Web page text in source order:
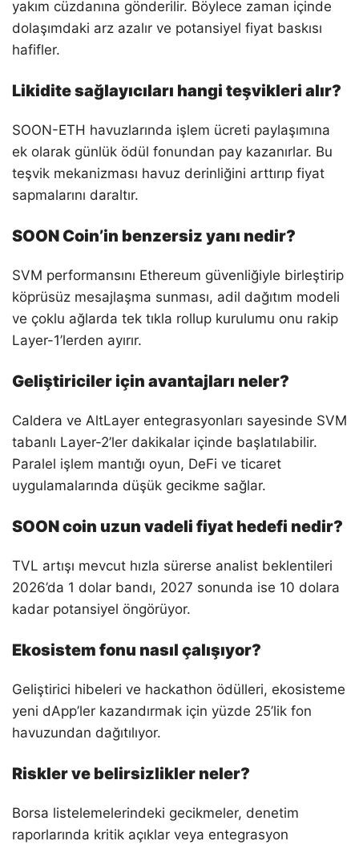
yakım cüzdanına gönderilir. Böylece zaman içinde
dolaşımdaki arz azalır ve potansiyel fiyat baskısı
hafifler.
Likidite sağlayıcıları hangi teşvikleri alır?
SOON-ETH havuzlarında işlem ücreti paylaşımına
ek olarak günlük ödül fonundan pay kazanırlar. Bu
teşvik mekanizması havuz derinliğini arttırıp fiyat
sapmalarını daraltır.
SOON Coin’in benzersiz yanı nedir?
SVM performansını Ethereum güvenliğiyle birleştirip
köprüsüz mesajlaşma sunması, adil dağıtım modeli
ve çoklu ağlarda tek tıkla rollup kurulumu onu rakip
Layer-1’lerden ayırır.
Geliştiriciler için avantajları neler?
Caldera ve AltLayer entegrasyonları sayesinde SVM
tabanlı Layer-2’ler dakikalar içinde başlatılabilir.
Paralel işlem mantığı oyun, DeFi ve ticaret
uygulamalarında düşük gecikme sağlar.
SOON coin uzun vadeli fiyat hedefi nedir?
TVL artışı mevcut hızla sürerse analist beklentileri
2026’da 1 dolar bandı, 2027 sonunda ise 10 dolara
kadar potansiyel öngörüyor.
Ekosistem fonu nasıl çalışıyor?
Geliştirici hibeleri ve hackathon ödülleri, ekosisteme
yeni dApp’ler kazandırmak için yüzde 25’lik fon
havuzundan dağıtılıyor.
Riskler ve belirsizlikler neler?
Borsa listelemelerindeki gecikmeler, denetim
raporlarında kritik açıklar veya entegrasyon